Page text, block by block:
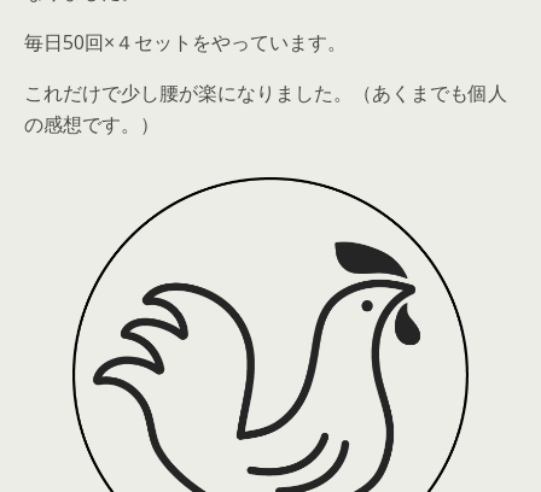
毎日50回×４セット をやっています。
これだけで少し腰が楽になりました。（あくまでも個人
の感想です。）